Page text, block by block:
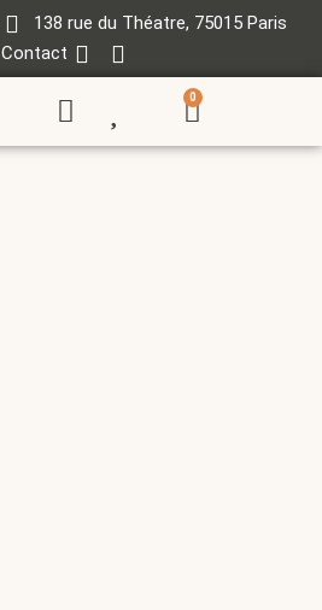
138 rue du Théatre, 75015 Paris
Contact
0